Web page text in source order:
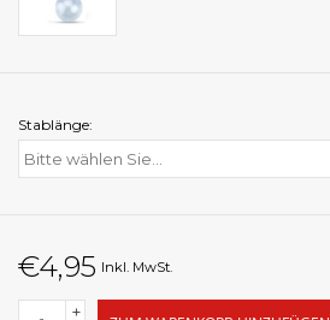
Stablänge:
€4,95 Inkl. MwSt.
+